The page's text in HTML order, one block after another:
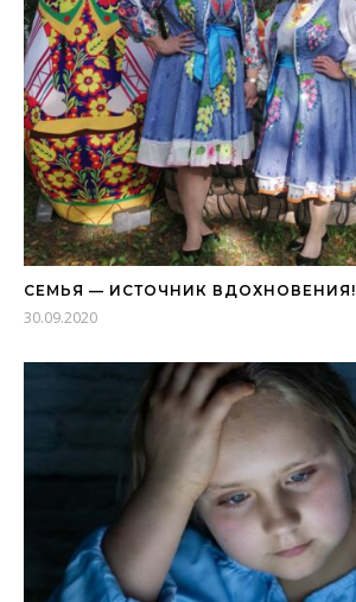
СЕМЬЯ — ИСТОЧНИК ВДОХНОВЕНИЯ!
30.09.2020